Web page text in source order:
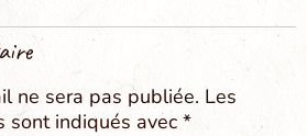
ne sera pas publiée. Les
sont indiqués avec *